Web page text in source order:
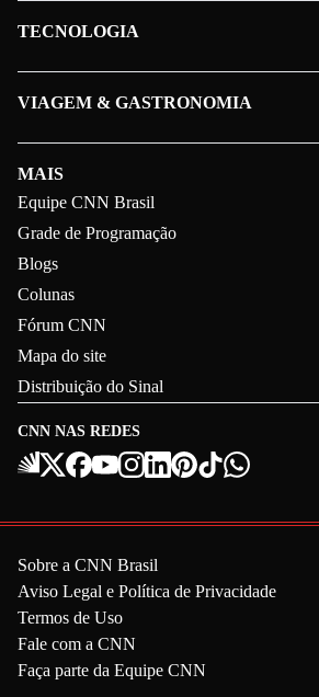
CNN NAS REDES
MAIS
Equipe CNN Brasil
Grade de Programação
Blogs
Colunas
Fórum CNN
Mapa do site
Distribuição do Sinal
TECNOLOGIA
VIAGEM & GASTRONOMIA
Sobre a CNN Brasil
Aviso Legal e Política de Privacidade
Termos de Uso
Fale com a CNN
Faça parte da Equipe CNN